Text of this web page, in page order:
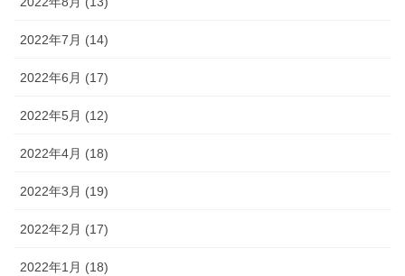
2022年7月 (14)
2022年6月 (17)
2022年5月 (12)
2022年4月 (18)
2022年3月 (19)
2022年2月 (17)
2022年1月 (18)